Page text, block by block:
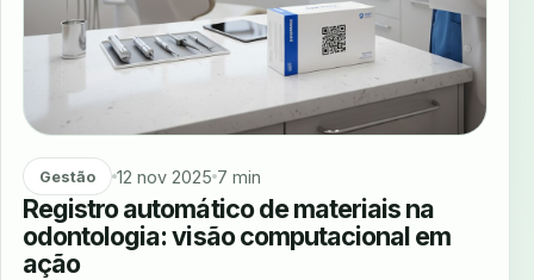
Gestão 12 nov 2025 7 min
Registro automático de materiais na
odontologia: visão computacional em
ação